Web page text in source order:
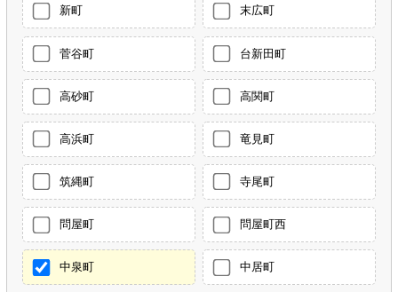
新町 末広町
菅谷町 台新田町
高砂町 高関町
高浜町 竜見町
筑縄町 寺尾町
問屋町 問屋町西
中泉町 中居町